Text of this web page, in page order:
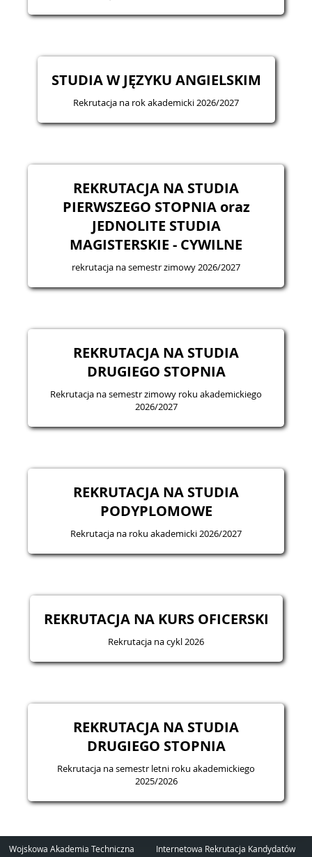
STUDIA W JĘZYKU ANGIELSKIM
Rekrutacja na rok akademicki 2026/2027
REKRUTACJA NA STUDIA
PIERWSZEGO STOPNIA oraz
JEDNOLITE STUDIA
MAGISTERSKIE - CYWILNE
rekrutacja na semestr zimowy 2026/2027
REKRUTACJA NA STUDIA
DRUGIEGO STOPNIA
Rekrutacja na semestr zimowy roku akademickiego
2026/2027
REKRUTACJA NA STUDIA
PODYPLOMOWE
Rekrutacja na roku akademicki 2026/2027
REKRUTACJA NA KURS OFICERSKI
Rekrutacja na cykl 2026
REKRUTACJA NA STUDIA
DRUGIEGO STOPNIA
Rekrutacja na semestr letni roku akademickiego
2025/2026
Wojskowa Akademia Techniczna Internetowa Rekrutacja Kandydatów